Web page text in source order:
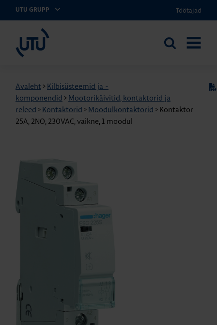
UTU GRUPP Töötajad
Otsi
Avaleht > Kilbisüsteemid ja -
komponendid > Mootorikäivitid, kontaktorid ja
releed > Kontaktorid > Moodulkontaktorid > Kontaktor
25A, 2NO, 230VAC, vaikne, 1 moodul